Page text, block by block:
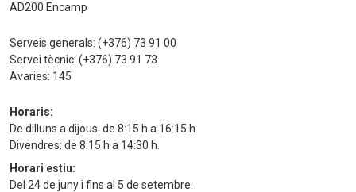
AD200 Encamp
Serveis generals: (+376) 73 91 00
Servei tècnic: (+376) 73 91 73
Avaries: 145
Horaris:
De dilluns a dijous: de 8:15 h a 16:15 h.
Divendres: de 8:15 h a 14:30 h.
Horari estiu:
Del 24 de juny i fins al 5 de setembre.